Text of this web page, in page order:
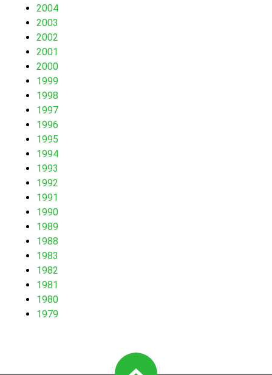
2004
2003
2002
2001
2000
1999
1998
1997
1996
1995
1994
1993
1992
1991
1990
1989
1988
1983
1982
1981
1980
1979